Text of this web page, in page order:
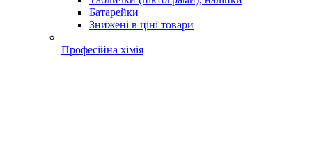
Батарейки
Знижені в ціні товари
Професійна хімія